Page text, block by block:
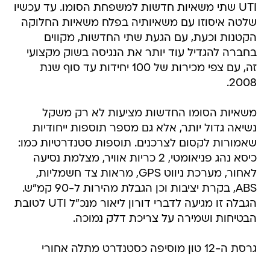
UTI שתי משאיות חדשות למשפחת הסומו. עד עכשיו
שלטה איסוזו עם משאיותיה בפלח משאיות החלוקה
הקטנות וכעת, עם הגעת שתי החדשות, מקווים
בחברה להגדיל עוד יותר את הנגיסה בשוק מקצועי
זה, עם צפי מכירות של 100 יחידות עד סוף שנת
2008.
משאיות הסומו החדשות מציעות לא רק משקל
נשיאה גדול יותר, אלא גם מספר תוספות ייחודיות
שאמורות לקסום לצרכנים. תוספות סטנדרטיות כמו:
כיסא נהג פניאומטי, 2 כריות אוויר, מצלמת נסיעה
לאחור, מערכת ניווט GPS, מראות צד חשמליות,
ABS, בקרת יציבות וכן הגבלת מהירות ל-90 קמ"ש.
הגבלה זו מגיעה לדברי דורון ליאור מנכ"ל UTI לטובת
הבטיחות ושמירה על צריכת דלק נמוכה.
גרסת ה-12 טון מוסיפה כסטנדרט מתלה אחורי